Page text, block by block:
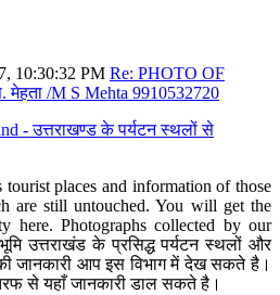
10:30:32 PM Re: PHOTO OF
मेहता /M S Mehta 9910532720
- उत्तराखण्ड के पर्यटन स्थलों से
places and information of those
are still untouched. You will get the
here. Photographs collected by our
उत्तराखंड के प्रसिद्ध पर्यटन स्थलों और
जानकारी आप इस विभाग में देख सकते है।
से यहाँ जानकारी डाल सकते है।